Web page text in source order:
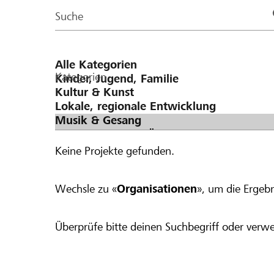
Suche
Kategorien
Keine Projekte gefunden.
Wechsle zu «Organisationen», um die
Überprüfe bitte deinen Suchbegriff oder